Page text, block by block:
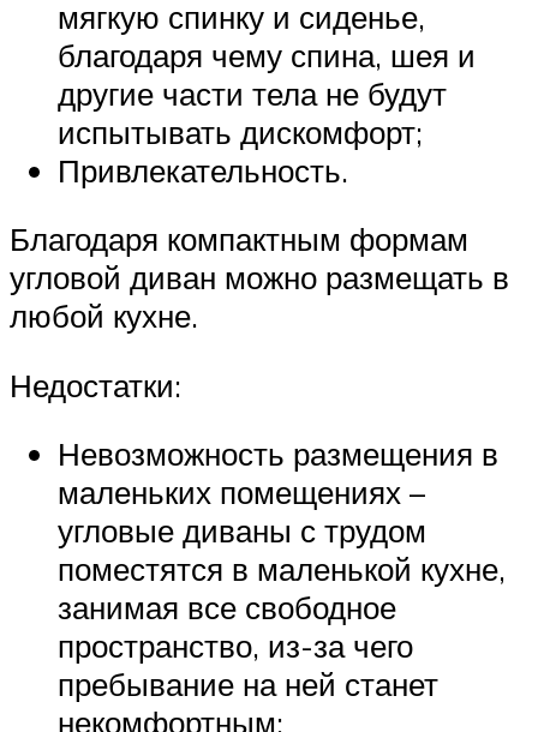
мягкую спинку и сиденье,
благодаря чему спина, шея и
другие части тела не будут
испытывать дискомфорт;
Привлекательность.
Благодаря компактным формам
угловой диван можно размещать в
любой кухне.
Недостатки:
Невозможность размещения в
маленьких помещениях –
угловые диваны с трудом
поместятся в маленькой кухне,
занимая все свободное
пространство, из-за чего
пребывание на ней станет
некомфортным;